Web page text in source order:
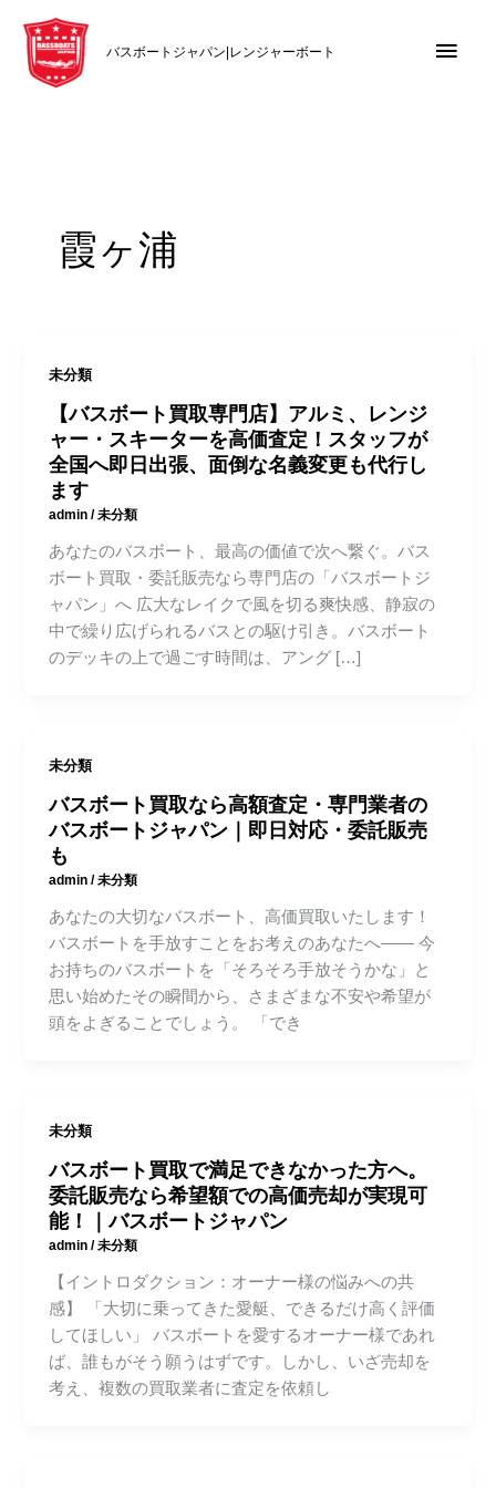
バスボートジャパン|レンジャーボート
霞ヶ浦
未分類
【バスボート買取専門店】アルミ、レンジ
ャー・スキーターを高価査定！スタッフが
全国へ即日出張、面倒な名義変更も代行し
ます
admin/未分類
あなたのバスボート、最高の価値で次へ繋ぐ。バス
ボート買取・委託販売なら専門店の「バスボートジ
ャパン」へ 広大なレイクで風を切る爽快感、静寂の
中で繰り広げられるバスとの駆け引き。バスボート
のデッキの上で過ごす時間は、アング […]
未分類
バスボート買取なら高額査定・専門業者の
バスボートジャパン｜即日対応・委託販売
も
admin/未分類
あなたの大切なバスボート、高価買取いたします！
バスボートを手放すことをお考えのあなたへ―― 今
お持ちのバスボートを「そろそろ手放そうかな」と
思い始めたその瞬間から、さまざまな不安や希望が
頭をよぎることでしょう。 「でき
未分類
バスボート買取で満足できなかった方へ。
委託販売なら希望額での高価売却が実現可
能！｜バスボートジャパン
admin/未分類
【イントロダクション：オーナー様の悩みへの共
感】 「大切に乗ってきた愛艇、できるだけ高く評価
してほしい」 バスボートを愛するオーナー様であれ
ば、誰もがそう願うはずです。しかし、いざ売却を
考え、複数の買取業者に査定を依頼し